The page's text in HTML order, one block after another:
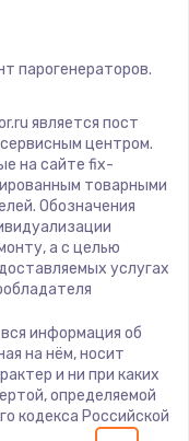
памяти
парогенераторов.
является пост
центром.
на сайте fix-
товарными
Обозначения
а с целью
услугах
информация об
на нём, носит
и ни при каких
определяемой
кодекса Российской